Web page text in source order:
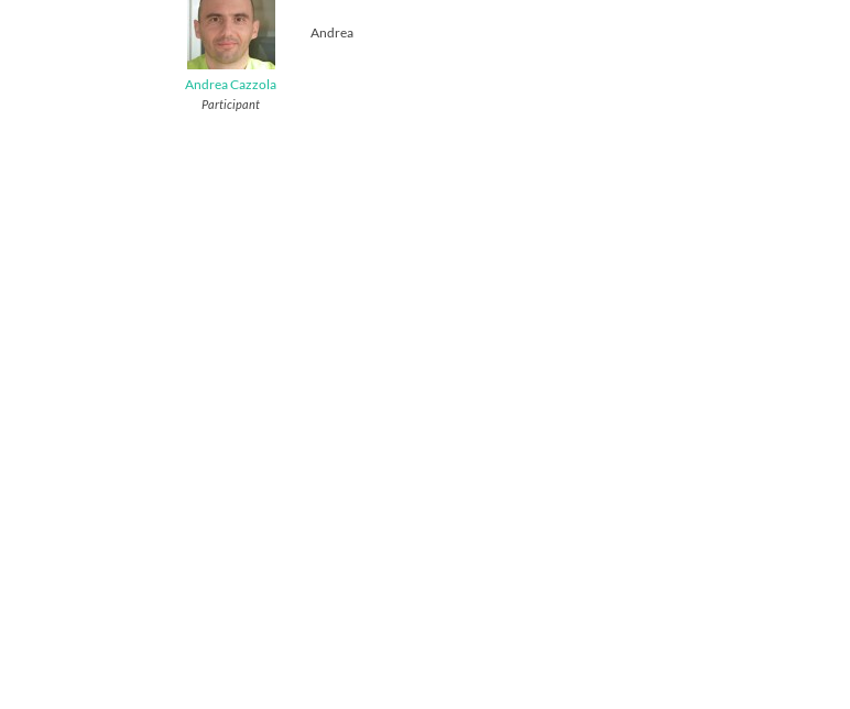
Andrea Cazzola
Participant
Andrea